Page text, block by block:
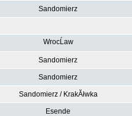
Sandomierz
WrocĹaw
Sandomierz
Sandomierz
Sandomierz / KrakĂłwka
Esende